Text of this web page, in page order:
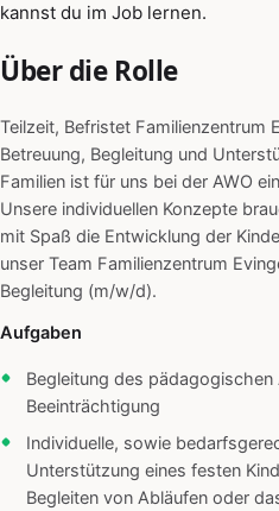
kannst du im Job lernen.
Über die Rolle
Teilzeit, Befristet Familienzentrum
Betreuung, Begleitung und
Familien ist für uns bei der AWO
Unsere individuellen Konzepte
mit Spaß die Entwicklung der
unser Team Familienzentrum
Begleitung (m/w/d).
Aufgaben
Begleitung des
Beeinträchtigung
Individuelle, sowie
Unterstützung eines festen
Begleiten von Abläufen oder